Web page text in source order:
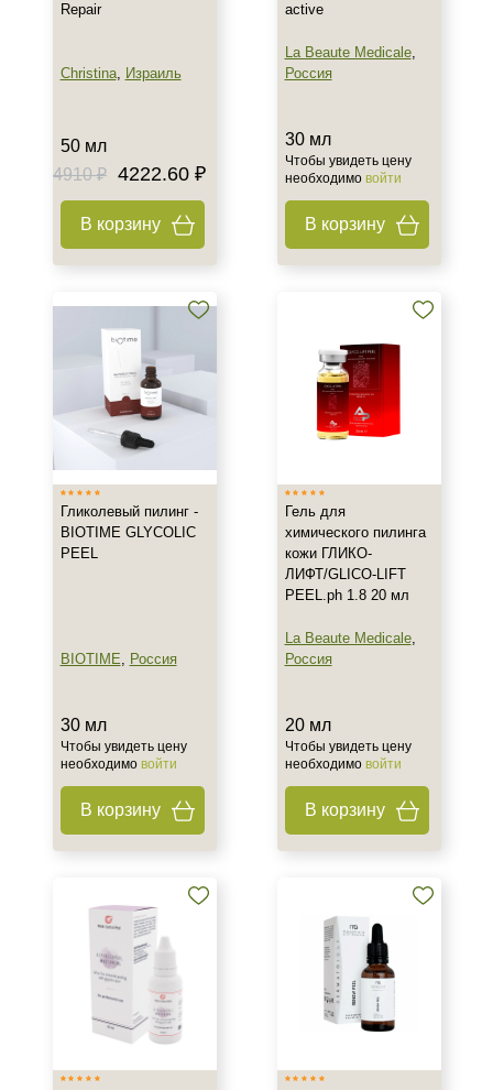
Руки
Показать еще
Ингредиенты
AHA-кислоты
Азелаиновая кислота
Показать еще
Время применения
Ежедневный
Лето
Пилинг
Repair
Christina, Израиль
50 мл
4910 ₽ 4222.60 ₽
В корзину
active
La Beaute Medicale,
Россия
30 мл
Чтобы увидеть цену
необходимо войти
В корзину
Гликолевый пилинг -
BIOTIME GLYCOLIC
PEEL
BIOTIME, Россия
30 мл
Чтобы увидеть цену
необходимо войти
В корзину
Гель для
химического пилинга
кожи ГЛИКО-
ЛИФТ/GLICO-LIFT
PEEL.ph 1.8 20 мл
La Beaute Medicale,
Россия
20 мл
Чтобы увидеть цену
необходимо войти
В корзину